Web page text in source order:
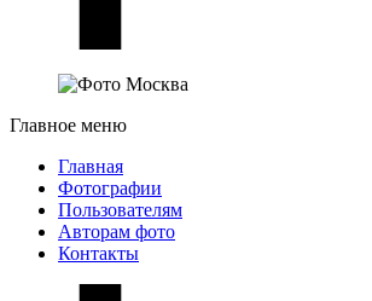
Главное меню
Главная
Фотографии
Пользователям
Авторам фото
Контакты